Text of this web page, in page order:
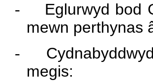
-
Eglurwyd bod
mewn perthynas
-
megis: